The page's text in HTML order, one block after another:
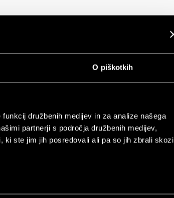
O piškotkih
družbenih medijev in za analize našega
partnerji s področja družbenih medijev,
ki ste jim jih posredovali ali pa so jih zbrali skozi
3 MB
EN PDF